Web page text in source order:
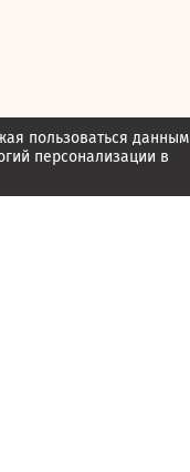
пользоваться данным
персонализации в